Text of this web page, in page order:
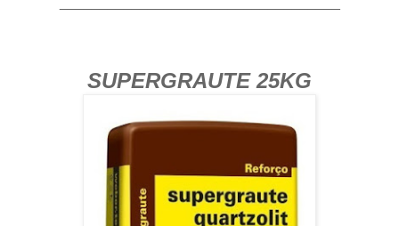
SUPERGRAUTE 25KG